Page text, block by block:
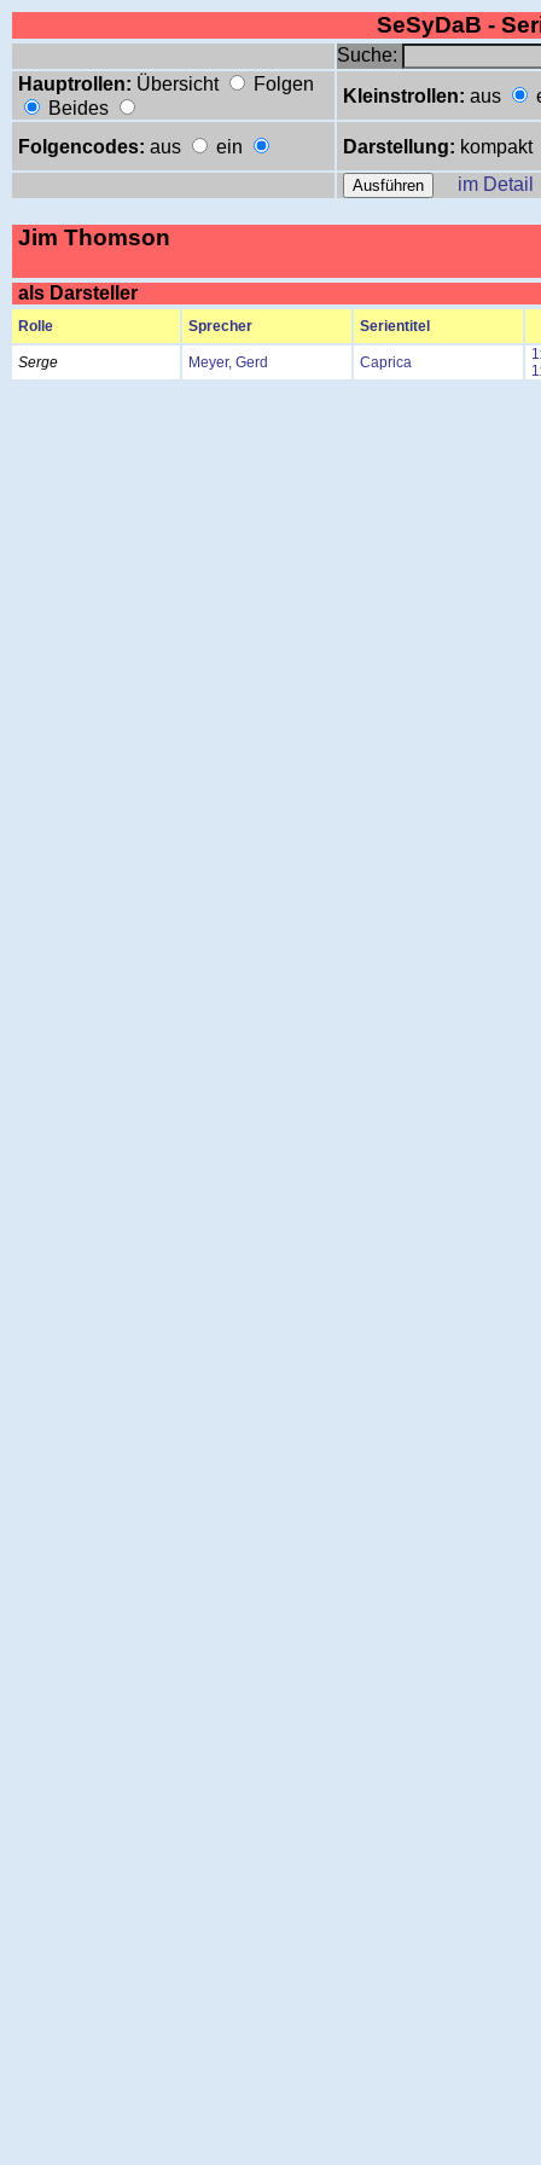
SeSyDaB -
Suche:
Hauptrollen: Übersicht
Folgen
Beides
Kleinstrollen: aus
Folgencodes: aus ein Darstellung: kompakt
im Detail
Jim Thomson
als Darsteller
Rolle Sprecher Serientitel
Serge Meyer, Gerd Caprica